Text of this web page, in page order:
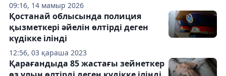
09:16, 14 мамыр 2026
12:56, 03 қараша 2023
Қостанай облысында полиция
қызметкері әйелін өлтірді деген
күдікке ілінді
Қарағандыда 85 жастағы зейнеткер